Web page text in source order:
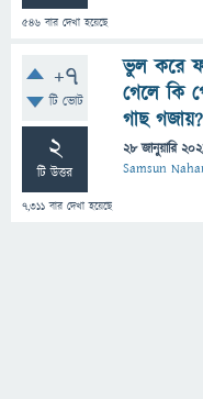
546 বার দেখা হয়েছে
+7
টি ভোট
2
টি উত্তর
7,311 বার দেখা হয়েছে
ভুল করে
গেলে কি
গাছ গজায়?
28 জানুয়ারি
Samsun